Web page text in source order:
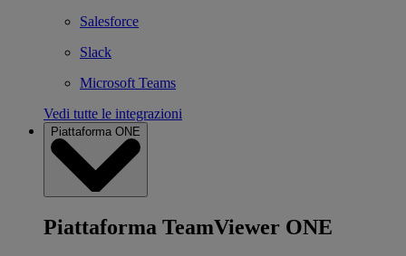
Salesforce
Slack
Microsoft Teams
Vedi tutte le integrazioni
Piattaforma ONE
Piattaforma TeamViewer ONE